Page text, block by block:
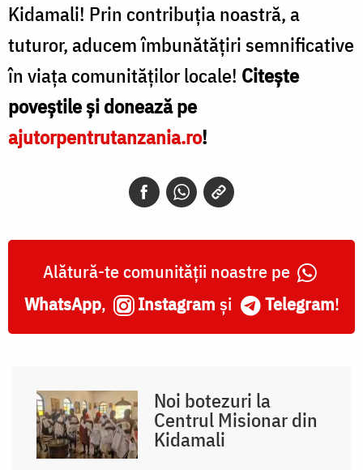
Kidamali! Prin contribuția noastră, a
tuturor, aducem îmbunătățiri semnificative
în viața comunităților locale! Citește
poveștile și donează pe
ajutorpentrutanzania.ro!
Alătură-te comunității noastre pe
WhatsApp, Instagram și Telegram!
Noi botezuri la
Centrul Misionar din
Kidamali